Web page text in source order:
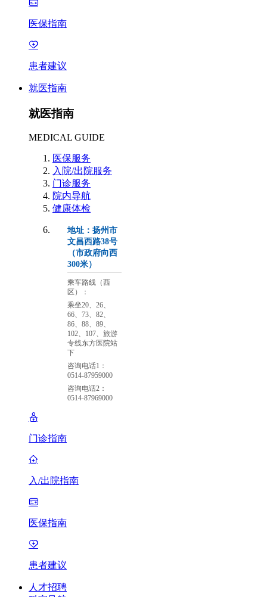
医保指南
患者建议
就医指南
就医指南
MEDICAL GUIDE
医保服务
入院/出院服务
门诊服务
院内导航
健康体检
地址：扬州市
文昌西路38号
（市政府向西
300米）
乘车路线（西
区）：
乘坐20、26、
66、73、82、
86、88、89、
102、107、旅游
专线东方医院站
下
咨询电话1：
0514-87959000
咨询电话2：
0514-87969000
门诊指南
入/出院指南
医保指南
患者建议
人才招聘